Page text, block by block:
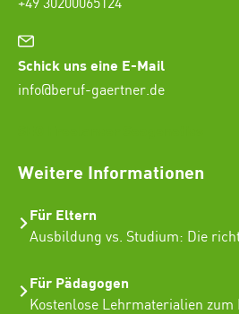
+49 30200065124
Schick uns eine E-Mail
info@beruf-gaertner.de
Weitere Informationen
Für Eltern
Ausbildung vs. Studium: Die
Für Pädagogen
Kostenlose Lehrmaterialien